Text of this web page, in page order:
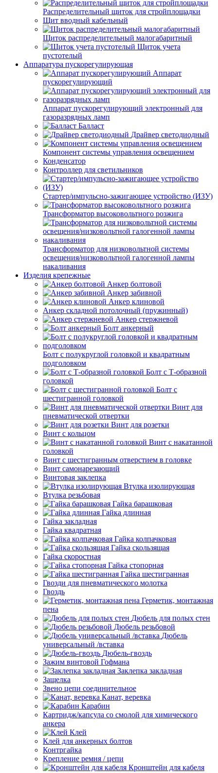
Распределительный щиток для стройплощадки
Щит вводный кабельный
Щиток распределительный малогабаритный
Щиток учета
пустотелый
Аппаратура пускорегулирующая
Аппарат
пускорегулирующий
Аппарат пускорегулирующий электронный для
газоразрядных ламп
Балласт
Драйвер светодиодный
Компонент системы управления освещением
Конденсатор
Контроллер для светильников
Стартер/импульсно-зажигающее устройство (ИЗУ)
Трансформатор высоковольтного розжига
Трансформатор для низковольтной системы
освещения/низковольтной галогенной лампы
накаливания
Изделия крепежные
Анкер болтовой
Анкер забивной
Анкер клиновой
Анкер складной потолочный (пружинный)
Анкер стержневой
Болт анкерный
Болт с полукруглой головкой и квадратным
подголовком
Болт с Т-образной
головкой
Болт с
шестигранной головкой
Винт для
пневматической отвертки
Винт для розетки
Винт с кольцом
Винт с накатанной
головкой
Винт с шестигранным отверстием в головке
Винт самонарезающий
Винтовая заклепка
Втулка изолирующая
Втулка резьбовая
Гайка барашковая
Гайка длинная
Гайка закладная
Гайка квадратная
Гайка колпачковая
Гайка скользящая
Гайка скоростная
Гайка стопорная
Гайка шестигранная
Гвозди для пневматического молотка
Гвоздь
Герметик, монтажная
пена
Дюбель для полых стен
Дюбель резьбовой
Дюбель
универсальный /вставка
Дюбель-гвоздь
Зажим винтовой Гофмана
Заклепка закладная
Защелка
Звено цепи соединительное
Канат, веревка
Карабин
Картридж/капсула со смолой для химического
анкера
Клей
Клей для анкерных болтов
Контргайка
Крепление ремня / цепи
Кронштейн для кабеля